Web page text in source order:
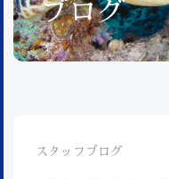
ブログ
スタッフブログ